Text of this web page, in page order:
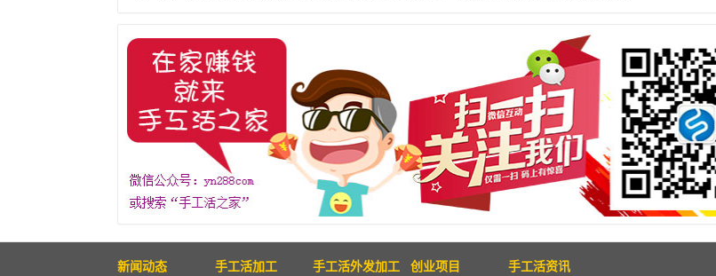
新闻动态
手工活加工
手工活外发加工
创业项目
手工活资讯